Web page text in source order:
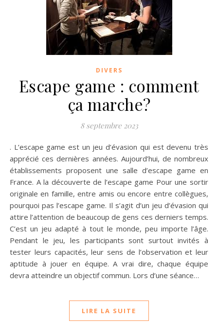
DIVERS
Escape game : comment
ça marche?
8 septembre 2023
. L’escape game est un jeu d’évasion qui est devenu très
apprécié ces dernières années. Aujourd’hui, de nombreux
établissements proposent une salle d’escape game en
France. A la découverte de l’escape game Pour une sortir
originale en famille, entre amis ou encore entre collègues,
pourquoi pas l’escape game. Il s’agit d’un jeu d’évasion qui
attire l’attention de beaucoup de gens ces derniers temps.
C’est un jeu adapté à tout le monde, peu importe l’âge.
Pendant le jeu, les participants sont surtout invités à
tester leurs capacités, leur sens de l’observation et leur
aptitude à jouer en équipe. A vrai dire, chaque équipe
devra atteindre un objectif commun. Lors d’une séance…
LIRE LA SUITE